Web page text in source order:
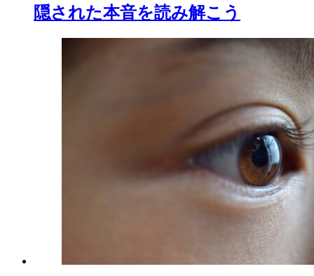
隠された本音を読み解こう